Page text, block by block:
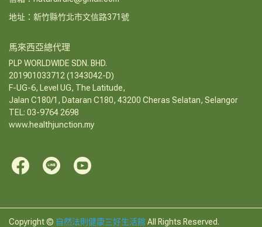
地址：新竹縣竹北市文信路371號
馬來西亞總代理
PLP WORLDWIDE SDN. BHD.
201901033712 (1343042-D)
F-UG-6, Level UG, The Latitude,
Jalan C180/1, Dataran C180, 43200 Cheras Selatan, Selangor
TEL: 03-9764 2698
www.healthjunction.my
Copyright © 自然法則健康三好生活館All Rights Reserved.